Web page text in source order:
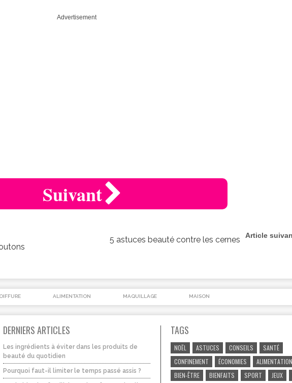
Advertisement
Suivant
Article
5 astuces beauté contre les cernes
ALIMENTATION MAQUILLAGE MAISON
DERNIERS ARTICLES
Les ingrédients à éviter dans les produits de
beauté du quotidien
Pourquoi faut-il limiter le temps passé assis ?
TAGS
NOËL ASTUCES CONSEILS
SANTÉ
CONFINEMENT
ÉCONOMIES
ALIMENTATION
BIEN-ÊTRE
BIENFAITS SPORT JEUX